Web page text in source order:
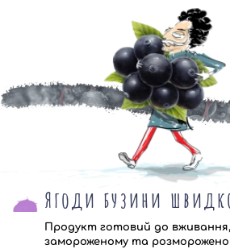
Ягоди бузини
Продукт готовий до
замороженому та